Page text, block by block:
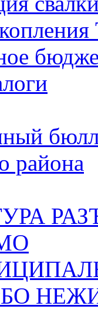
района